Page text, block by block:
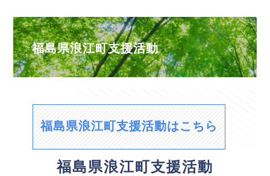
福島県浪江町支援活動
福島県浪江町支援活動はこちら
福島県浪江町支援活動